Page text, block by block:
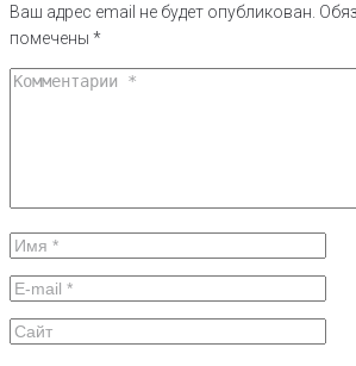
Ваш адрес email не будет опубликован.
помечены *